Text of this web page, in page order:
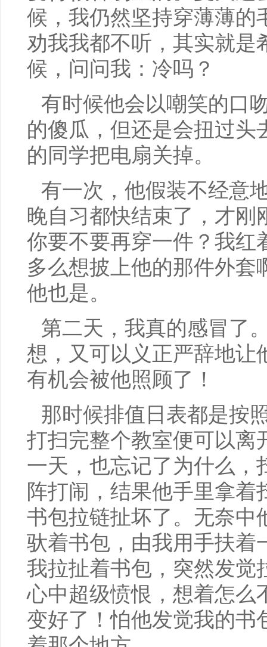
候，我仍然坚持穿薄薄的
劝我我都不听，其实就是
候，问问我：冷吗？
有时候他会以嘲笑的口
的傻瓜，但还是会扭过头
的同学把电扇关掉。
有一次，他假装不经意
晚自习都快结束了，才刚
你要不要再穿一件？我红
多么想披上他的那件外套
他也是。
第二天，我真的感冒了
想，又可以义正严辞地让
有机会被他照顾了！
那时候排值日表都是按
打扫完整个教室便可以离
一天，也忘记了为什么，
阵打闹，结果他手里拿
书包拉链扯坏了。无奈中
驮着书包，由我用手扶着
我拉扯着书包，突然发觉
心中超级愤恨，想着怎么
变好了！怕他发觉我的书